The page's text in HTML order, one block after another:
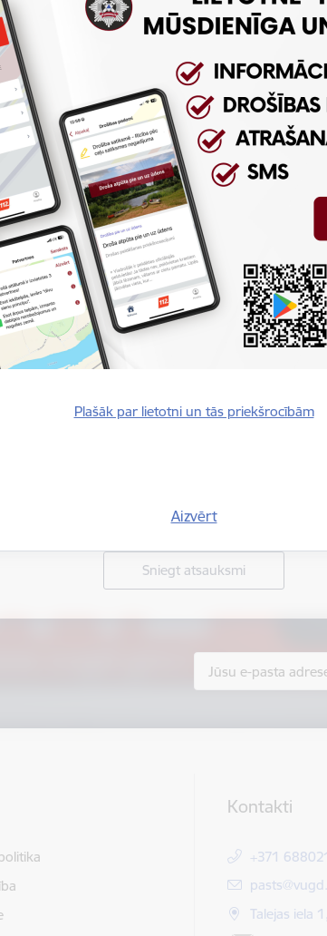
Plašāk par lietotni un tās priekšrocībām
Aizvērt
Vēlos atstāt savu e-pastu saziņai
politika
Vai šī informācija bija noderīga?
Sniegt atsauksmi
Kontakti
+371
E-pasts:
Talejas iela